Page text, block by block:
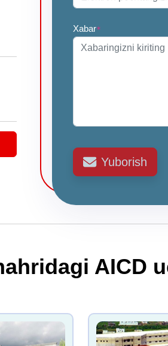
Xabar*
Yuborish
AICD